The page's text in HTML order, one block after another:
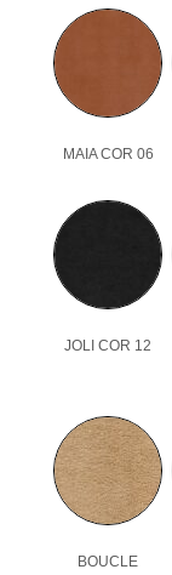
MAIA COR 06
JOLI COR 12
BOUCLE